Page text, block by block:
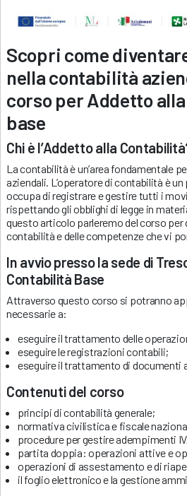
Scopri come
nella contabilità
corso per Addetto
base
Chi è l’Addetto alla
La contabilità è un’area fondamentale
aziendali. L’operatore di contabilità è
occupa di registrare e gestire tutti i
rispettando gli obblighi di legge in
questo articolo parleremo del corso per
contabilità e delle competenze che vi
In avvio presso la sede di
Contabilità Base
Attraverso questo corso si potranno
necessarie a:
eseguire il trattamento delle
eseguire le registrazioni contabili;
eseguire il trattamento di documenti
Contenuti del corso
principi di contabilità generale;
normativa civilistica e fiscale
procedure per gestire adempimenti
partita doppia: operazioni attive e
operazioni di assestamento e di
il foglio elettronico e la gestione